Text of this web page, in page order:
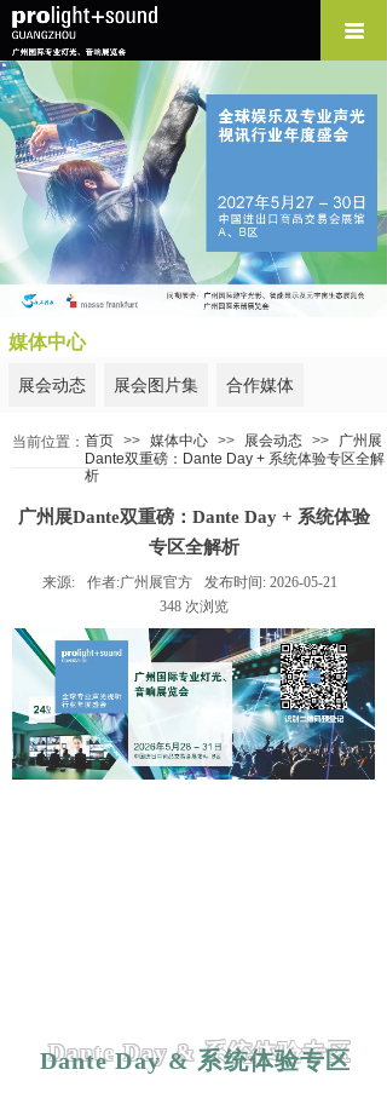
媒体中心
展会动态 展会图片集 合作媒体
首页 >> 媒体中心 >> 展会动态 >>
广州展
Dante双重磅：Dante Day + 系统体验专区全解
析
当前位置：
广州展Dante双重磅：Dante Day + 系统体验
专区全解析
来源: 作者:广州展官方 发布时间: 2026-05-21
348 次浏览
Dante Day&系统体验专区
Dante Day&系统体验专区